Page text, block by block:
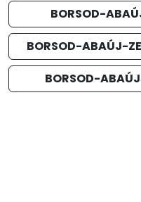
BORSOD-
BORSOD-ABAÚJ-
BORSOD-